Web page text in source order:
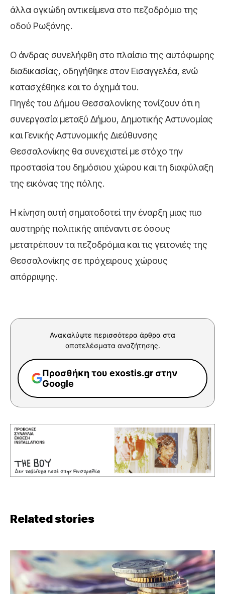
άλλα ογκώδη αντικείμενα στο πεζοδρόμιο της
οδού Ρωξάνης.
Ο άνδρας συνελήφθη στο πλαίσιο της αυτόφωρης
διαδικασίας, οδηγήθηκε στον Εισαγγελέα, ενώ
κατασχέθηκε και το όχημά του.
Πηγές του Δήμου Θεσσαλονίκης τονίζουν ότι η
συνεργασία μεταξύ Δήμου, Δημοτικής Αστυνομίας
και Γενικής Αστυνομικής Διεύθυνσης
Θεσσαλονίκης θα συνεχιστεί με στόχο την
προστασία του δημόσιου χώρου και τη διαφύλαξη
της εικόνας της πόλης.
Η κίνηση αυτή σηματοδοτεί την έναρξη μιας πιο
αυστηρής πολιτικής απέναντι σε όσους
μετατρέπουν τα πεζοδρόμια και τις γειτονιές της
Θεσσαλονίκης σε πρόχειρους χώρους
απόρριψης.
Ανακαλύψτε περισσότερα άρθρα στα
αποτελέσματα αναζήτησης.
Προσθήκη του exostis.gr στην
Google
Related stories